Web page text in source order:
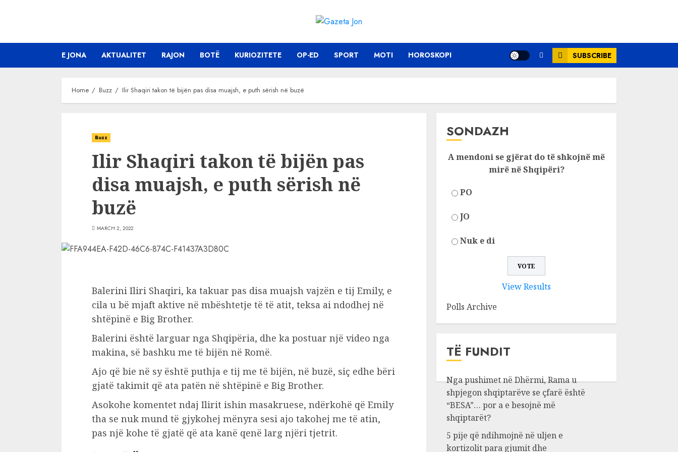
E JONA AKTUALITET RAJON BOTË KURIOZITETE OP-ED SPORT MOTI HOROSKOPI SUBSCRIBE
Home Buzz Ilir Shaqiri takon të bijën pas disa muajsh, e puth sërish në buzë
Buzz
Ilir Shaqiri takon të bijën pas
disa muajsh, e puth sërish në
buzë
MARCH 2, 2022
Balerini Iliri Shaqiri, ka takuar pas disa muajsh vajzën e tij Emily, e
cila u bë mjaft aktive në mbështetje të të atit, teksa ai ndodhej në
shtëpinë e Big Brother.
Balerini është larguar nga Shqipëria, dhe ka postuar një video nga
makina, së bashku me të bijën në Romë.
Ajo që bie në sy është puthja e tij me të bijën, në buzë, siç edhe bëri
gjatë takimit që ata patën në shtëpinë e Big Brother.
Asokohe komentet ndaj Ilirit ishin masakruese, ndërkohë që Emily
tha se nuk mund të gjykohej mënyra sesi ajo takohej me të atin,
pas një kohe të gjatë që ata kanë qenë larg njëri tjetrit.
SONDAZH
A mendoni se gjërat do të shkojnë më
mirë në Shqipëri?
PO
JO
Nuk e di
View Results
Polls Archive
TË FUNDIT
Nga pushimet në Dhërmi, Rama u
shpjegon shqiptarëve se çfarë është
“BESA”… por a e besojnë më
shqiptarët?
5 pije që ndihmojnë në uljen e
kortizolit para gjumit dhe